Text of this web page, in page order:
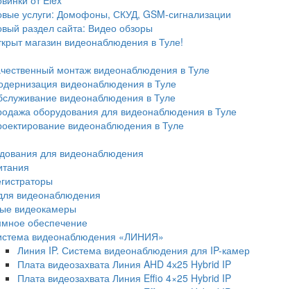
услуги: Домофоны, СКУД, GSM-сигнализации
раздел сайта: Видео обзоры
магазин видеонаблюдения в Туле!
монтаж видеонаблюдения в Туле
видеонаблюдения в Туле
видеонаблюдения в Туле
оборудования для видеонаблюдения в Туле
видеонаблюдения в Туле
для видеонаблюдения
видеонаблюдения
видеокамеры
обеспечение
видеонаблюдения «ЛИНИЯ»
Линия IP. Система видеонаблюдения для IP-камер
Плата видеозахвата Линия AHD 4х25 Hybrid IP
Плата видеозахвата Линия Effio 4×25 Hybrid IP